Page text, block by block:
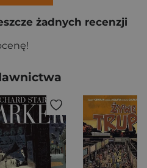
żadnych recenzji